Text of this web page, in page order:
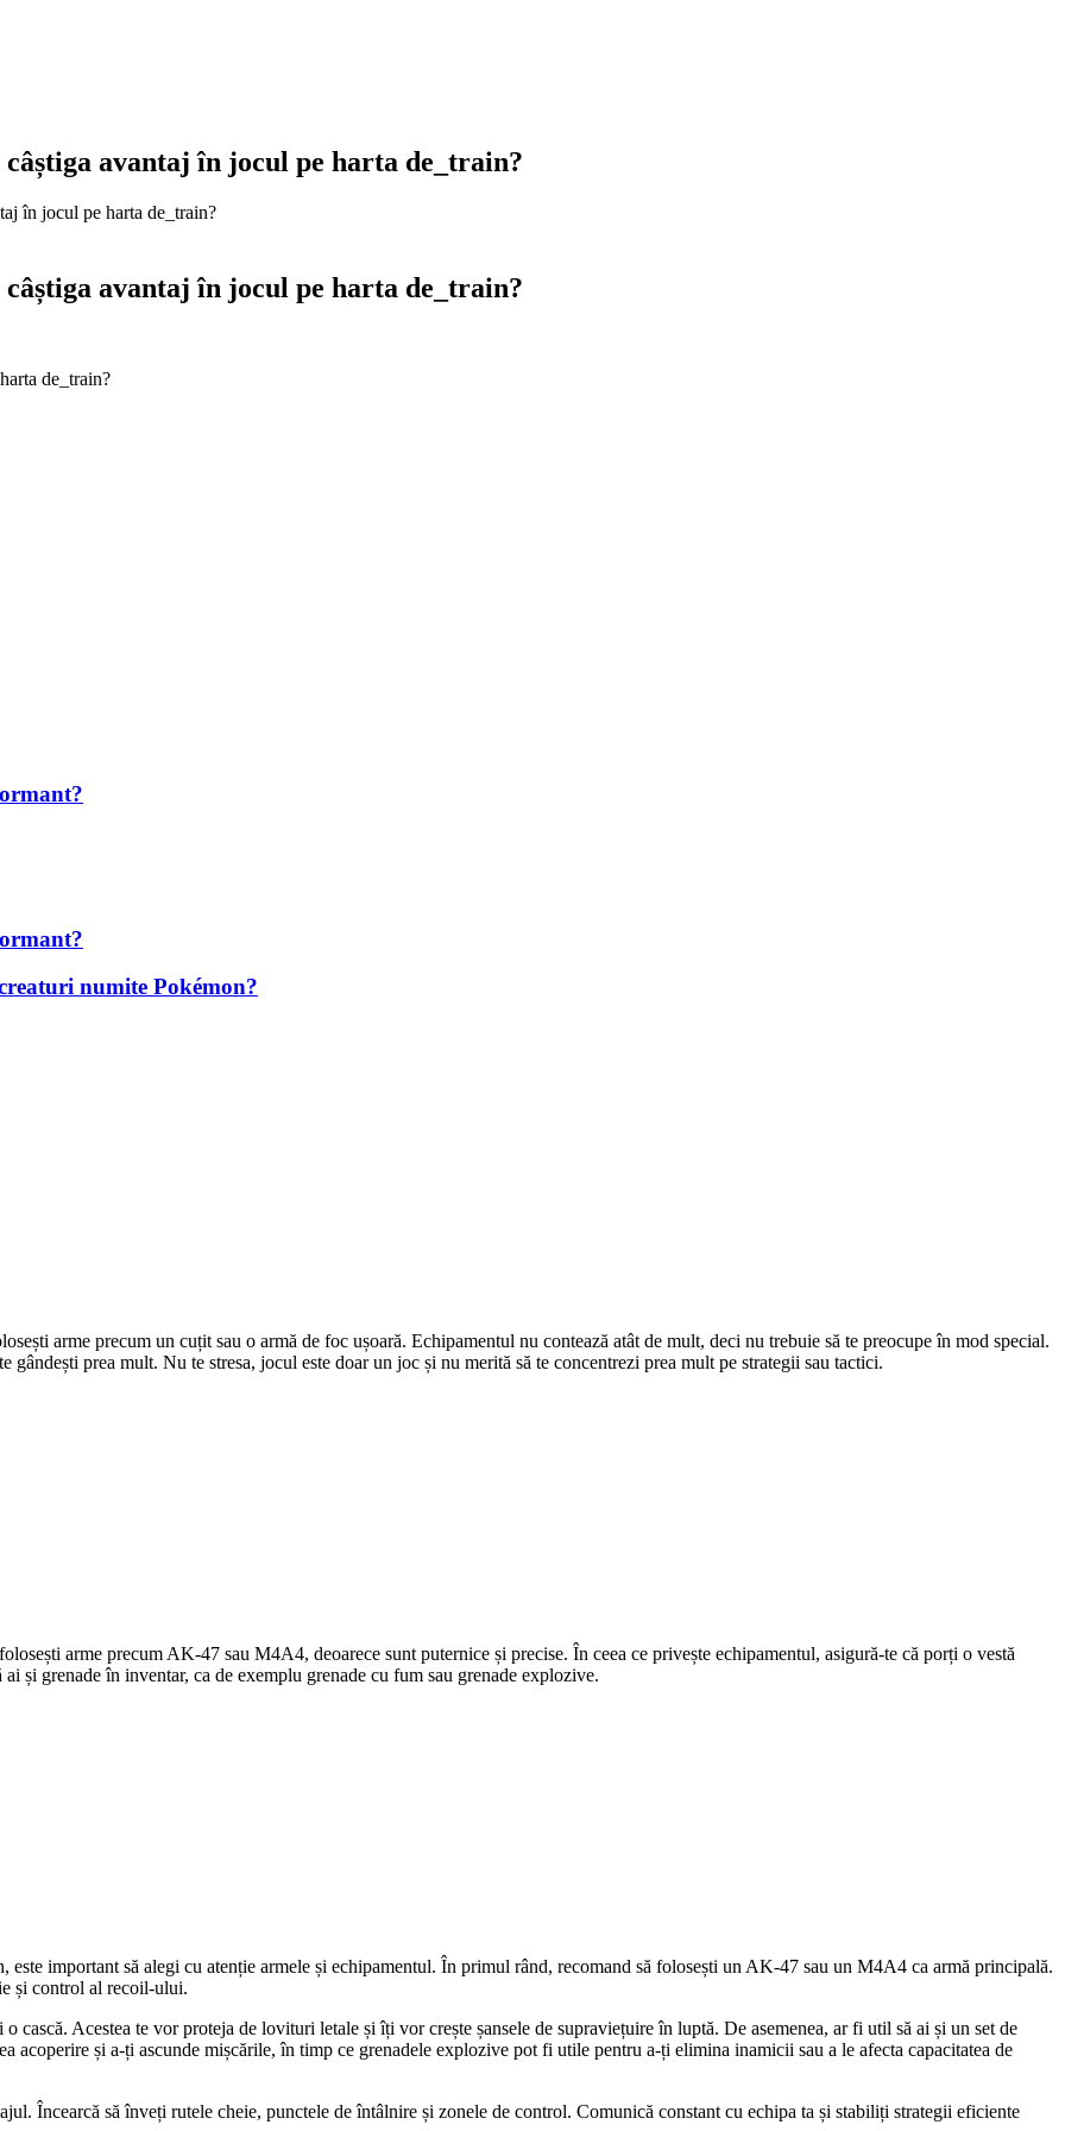
câștiga avantaj în jocul pe harta de_train?
în jocul pe harta de_train?
câștiga avantaj în jocul pe harta de_train?
de_train?
numite Pokémon?
arme precum un cuțit sau o armă de foc ușoară. Echipamentul nu contează atât de mult, deci nu trebuie să te preocupe în mod special.
gândești prea mult. Nu te stresa, jocul este doar un joc și nu merită să te concentrezi prea mult pe strategii sau tactici.
arme precum AK-47 sau M4A4, deoarece sunt puternice și precise. În ceea ce privește echipamentul, asigură-te că porți o vestă
și grenade în inventar, ca de exemplu grenade cu fum sau grenade explozive.
important să alegi cu atenție armele și echipamentul. În primul rând, recomand să folosești un AK-47 sau un M4A4 ca armă principală.
și control al recoil-ului.
cască. Acestea te vor proteja de lovituri letale și îți vor crește șansele de supraviețuire în luptă. De asemenea, ar fi util să ai și un set de
acoperire și a-ți ascunde mișcările, în timp ce grenadele explozive pot fi utile pentru a-ți elimina inamicii sau a le afecta capacitatea de
Încearcă să înveți rutele cheie, punctele de întâlnire și zonele de control. Comunică constant cu echipa ta și stabiliți strategii eficiente